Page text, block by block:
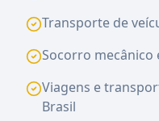
Transporte de
Socorro mecânico
Viagens e
Brasil